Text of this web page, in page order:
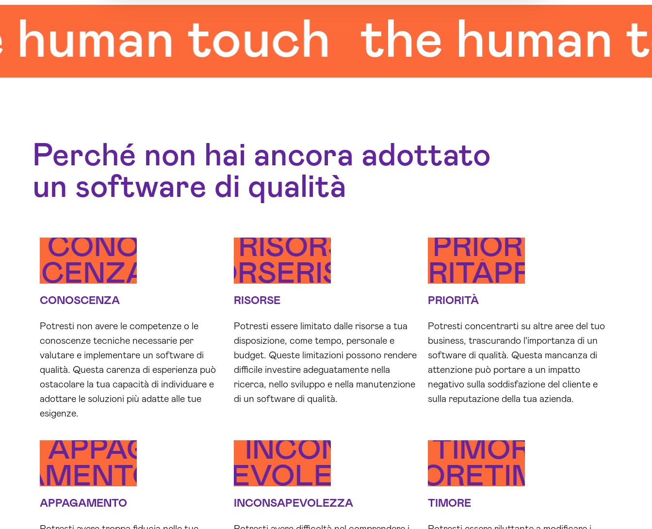
touch the human
Perché non hai ancora adottato
un software di qualità
CONOSCENZA
CONOSCENZA
CONOSCENZA
Potresti non avere le competenze o le
conoscenze tecniche necessarie per
valutare e implementare un software di
qualità. Questa carenza di esperienza può
ostacolare la tua capacità di individuare e
adottare le soluzioni più adatte alle tue
esigenze.
RISORSE
RISORSE
RISORSERISORSE
RISORSE
Potresti essere limitato dalle risorse a tua
disposizione, come tempo, personale e
budget. Queste limitazioni possono rendere
difficile investire adeguatamente nella
ricerca, nello sviluppo e nella manutenzione
di un software di qualità.
PRIORITÀ
PRIORITÀ
PRIORITÀPRIORITÀ
PRIORITÀ
Potresti concentrarti su altre aree del tuo
business, trascurando l'importanza di un
software di qualità. Questa mancanza di
attenzione può portare a un impatto
negativo sulla soddisfazione del cliente e
sulla reputazione della tua azienda.
APPAGAMENTO
APPAGAMENTO
APPAGAMENTO
INCONSAPEVOLEZZA
INCONSAPEVOLEZZA
INCONSAPEVOLEZZA
TIMORE
TIMORE
TIMORETIMORE
TIMORE